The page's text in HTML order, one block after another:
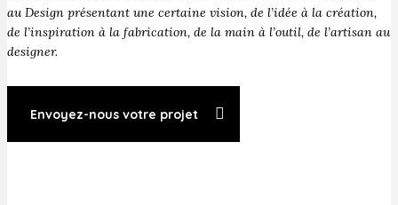
au Design présentant une certaine vision, de l’idée à la création,
de l’inspiration à la fabrication, de la main à l’outil, de l’artisan au
designer.
Envoyez-nous votre projet